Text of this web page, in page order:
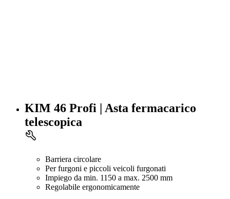
KIM 46 Profi | Asta fermacarico
telescopica
Barriera circolare
Per furgoni e piccoli veicoli furgonati
Impiego da min. 1150 a max. 2500 mm
Regolabile ergonomicamente